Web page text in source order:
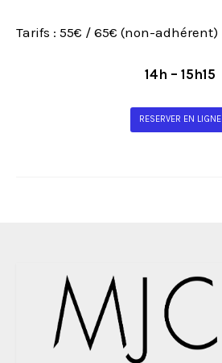
Tarifs : 55€ / 65€ (non-adhérent)
14h – 15h15
RESERVER EN LIGNE